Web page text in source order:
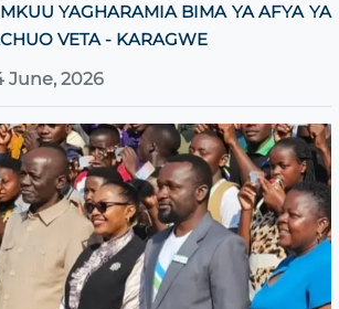
YAGHARAMIA BIMA YA AFYA YA
VETA - KARAGWE
June, 2026